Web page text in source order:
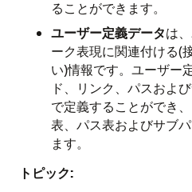
ることができます。
ユーザー定義データは
ーク表現に関連付ける(
い)情報です。ユーザー
ド、リンク、パスおよ
で定義することができ
表、パス表およびサブ
ます。
トピック: